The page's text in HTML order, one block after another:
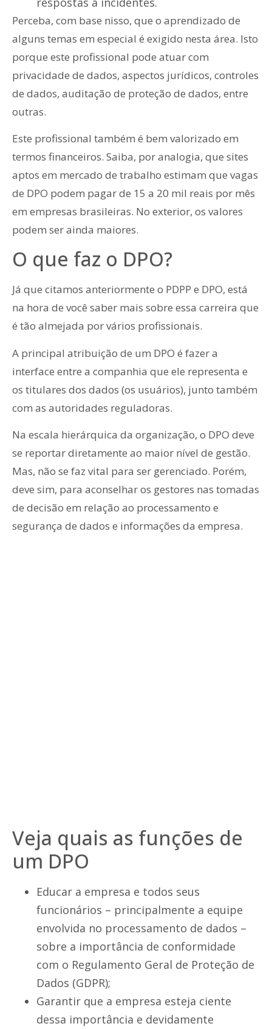
Perceba, com base nisso, que o aprendizado de
alguns temas em especial é exigido nesta área. Isto
porque este profissional pode atuar com
privacidade de dados, aspectos jurídicos, controles
de dados, auditação de proteção de dados, entre
outras.
Este profissional também é bem valorizado em
termos financeiros. Saiba, por analogia, que sites
aptos em mercado de trabalho estimam que vagas
de DPO podem pagar de 15 a 20 mil reais por mês
em empresas brasileiras. No exterior, os valores
podem ser ainda maiores.
O que faz o DPO?
Já que citamos anteriormente o PDPP e DPO, está
na hora de você saber mais sobre essa carreira que
é tão almejada por vários profissionais.
A principal atribuição de um DPO é fazer a
interface entre a companhia que ele representa e
os titulares dos dados (os usuários), junto também
com as autoridades reguladoras.
Na escala hierárquica da organização, o DPO deve
se reportar diretamente ao maior nível de gestão.
Mas, não se faz vital para ser gerenciado. Porém,
deve sim, para aconselhar os gestores nas tomadas
de decisão em relação ao processamento e
segurança de dados e informações da empresa.
Veja quais as funções de
um DPO
Educar a empresa e todos seus
funcionários – principalmente a equipe
envolvida no processamento de dados –
sobre a importância de conformidade
com o Regulamento Geral de Proteção de
Dados (GDPR);
Garantir que a empresa esteja ciente
dessa importância e devidamente